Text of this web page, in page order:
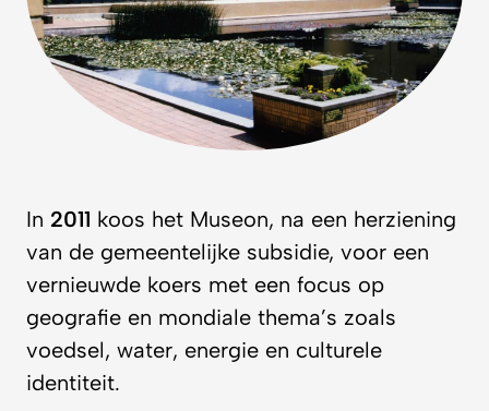
In 2011 koos het Museon, na een herziening
van de gemeentelijke subsidie, voor een
vernieuwde koers met een focus op
geografie en mondiale thema’s zoals
voedsel, water, energie en culturele
identiteit.